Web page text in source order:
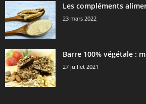
Les compléments
23 mars 2022
Barre 100% végétale :
27 juillet 2021